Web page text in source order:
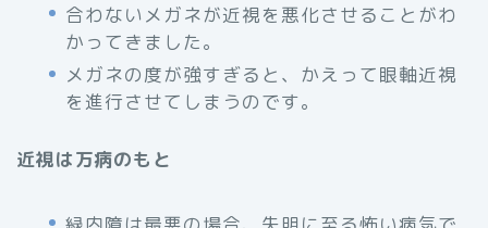
合わないメガネが近視を悪化させることがわ
かってきました。
メガネの度が強すぎると、かえって眼軸近視
を進行させてしまうのです。
近視は万病のもと